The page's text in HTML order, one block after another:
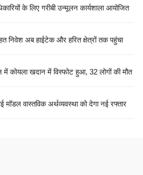
के लिए गरीबी उन्मूलन कार्यशाला आयोजित
निवेश अब हाईटेक और हरित क्षेत्रों तक पहुंचा
में कोयला खदान में विस्फोट हुआ, 32 लोगों की मौत
वास्तविक अर्थव्यवस्था को देगा नई रफ्तार